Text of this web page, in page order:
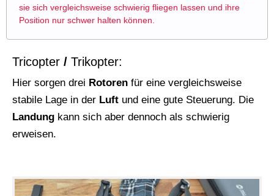
sie sich vergleichsweise schwierig fliegen lassen und ihre
Position nur schwer halten können.
Tricopter / Trikopter:
Hier sorgen drei Rotoren für eine vergleichsweise
stabile Lage in der Luft und eine gute Steuerung. Die
Landung kann sich aber dennoch als schwierig
erweisen.